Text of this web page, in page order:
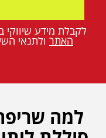
לקבלת מידע
האתר ולתנאי
למה